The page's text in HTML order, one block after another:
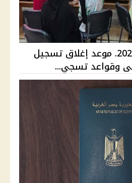
تنسيق الجامعات 2026. موعد إغلاق تسجيل
وقواعد تسجي...